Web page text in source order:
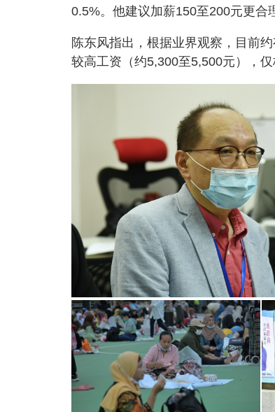
%
0.5%。他建议加薪150至200元更合
陈东风指出，根据业界观察，目前
较高工资（约5,300至5,500元），